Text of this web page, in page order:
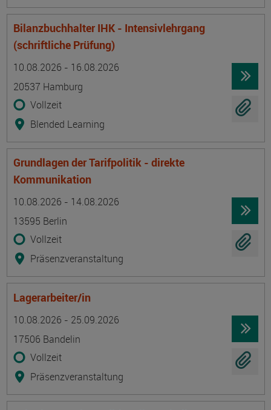
Bilanzbuchhalter IHK - Intensivlehrgang
(schriftliche Prüfung)
10.08.2026 - 16.08.2026
20537 Hamburg
Vollzeit
Blended Learning
Grundlagen der Tarifpolitik - direkte
Kommunikation
10.08.2026 - 14.08.2026
13595 Berlin
Vollzeit
Präsenzveranstaltung
Lagerarbeiter/in
10.08.2026 - 25.09.2026
17506 Bandelin
Vollzeit
Präsenzveranstaltung